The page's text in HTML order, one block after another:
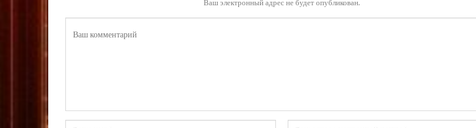
Ваш электронный адрес не будет опубликован.